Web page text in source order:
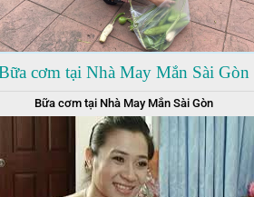
cơm tại Nhà May Mắn Sài Gòn
Bữa cơm tại Nhà May Mắn Sài Gòn